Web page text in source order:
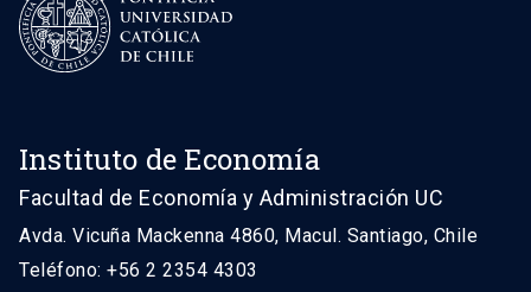
Instituto de Economía
Facultad de Economía y Administración UC
Avda. Vicuña Mackenna 4860, Macul. Santiago, Chile
Teléfono: +56 2 2354 4303